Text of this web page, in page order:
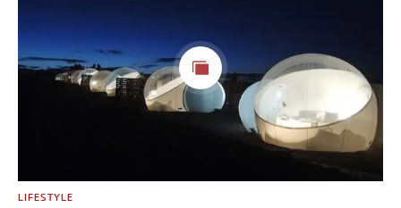
LIFESTYLE